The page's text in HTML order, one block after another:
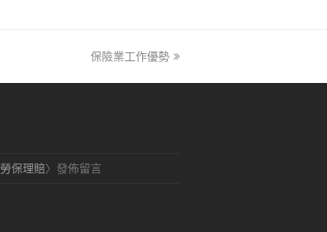
next
保險業工作優勢
勞保理賠〉發佈留言